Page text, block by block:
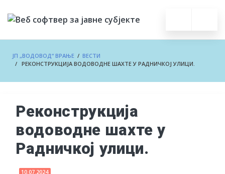
ЈП „ВОДОВОД“ ВРАЊЕ / ВЕСТИ
/ РЕКОНСТРУКЦИЈА ВОДОВОДНЕ ШАХТЕ У РАДНИЧКОЈ УЛИЦИ.
Реконструкција
водоводне шахте у
Радничкој улици.
10.07.2024